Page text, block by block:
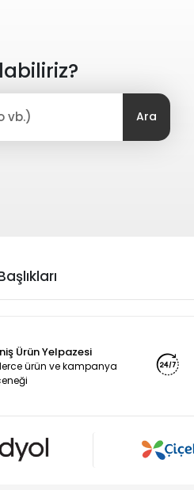
Ara
Ürün Yelpazesi
ürün ve kampanya